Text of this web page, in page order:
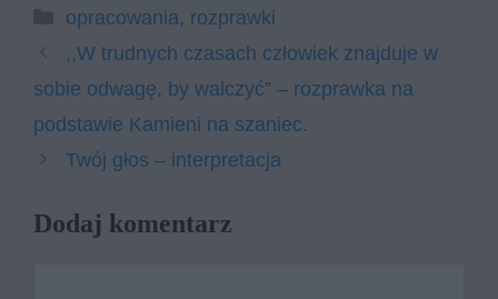
Kategorie
opracowania, rozprawki
,,W trudnych czasach człowiek znajduje w
sobie odwagę, by walczyć” – rozprawka na
podstawie Kamieni na szaniec.
Twój głos – interpretacja
Dodaj komentarz